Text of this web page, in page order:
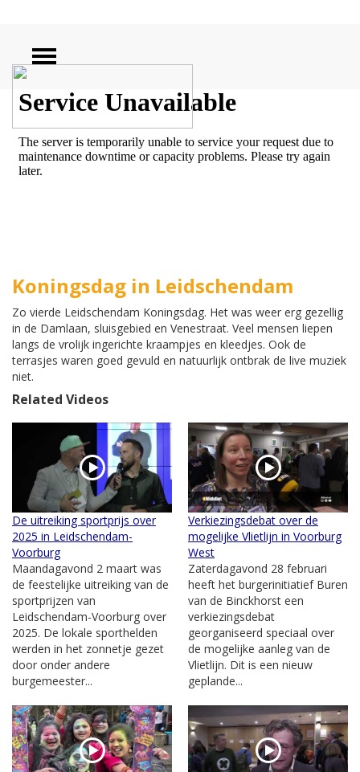
ZOEKEN
Koningsdag in Leidschendam
Zo vierde Leidschendam Koningsdag. Het was weer erg gezellig
in de Damlaan, sluisgebied en Venestraat. Veel mensen liepen
langs de vrolijk ingerichte kraampjes en kleedjes. Ook de
terrasjes waren goed gevuld en natuurlijk ontbrak de live muziek
niet.
Related Videos
De uitreiking sportprijs over
2025 in Leidschendam-
Voorburg
Maandagavond 2 maart was
de feestelijke uitreiking van de
sportprijzen van
Leidschendam-Voorburg over
2025. De lokale sporthelden
werden in het zonnetje gezet
door onder andere
burgemeester...
Verkiezingsdebat over de
mogelijke Vlietlijn in Voorburg
West
Zaterdagavond 28 februari
heeft het burgerinitiatief Buren
van de Binckhorst een
verkiezingsdebat
georganiseerd speciaal over
de mogelijke aanleg van de
Vlietlijn. Dit is een nieuw
geplande...